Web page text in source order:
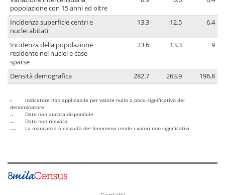
popolazione con 15 anni ed oltre
Incidenza superficie centri e
nuclei abitati
13.3 12.5 6.4
Incidenza della popolazione
residente nei nuclei e case
sparse
23.6 13.3 9
Densità demografica 282.7 263.9 196.8
-
Indicatore non applicabile per valore nullo o poco significativo del
denominatore
..
Dato non ancora disponibile
...
Dato non rilevato
....
La mancanza o esiguità del fenomeno rende i valori non significativi